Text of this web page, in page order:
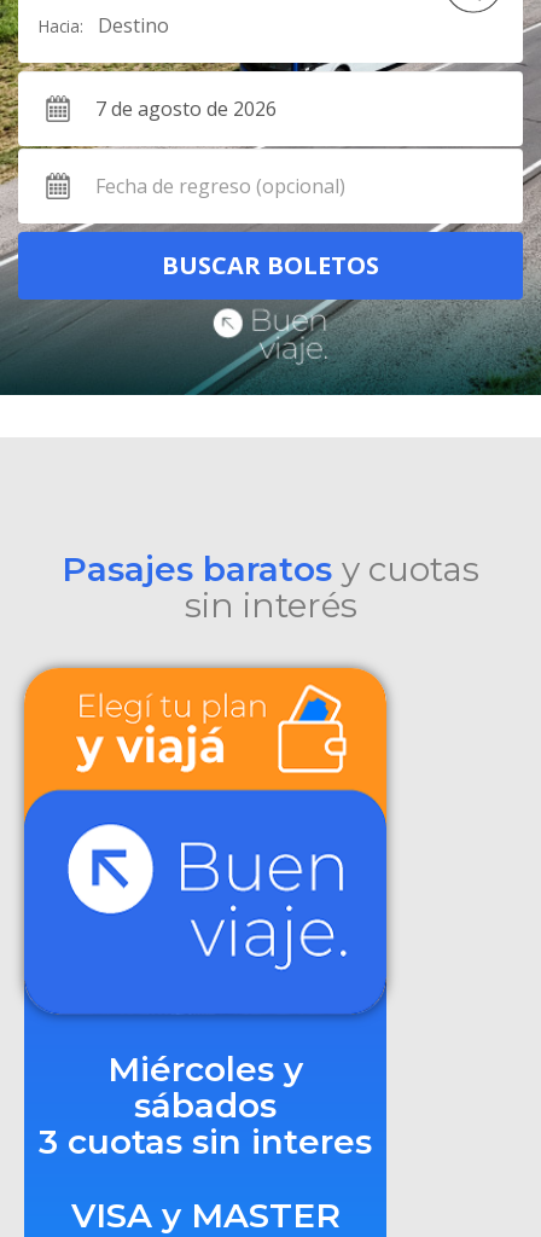
Pasajes baratos y cuotas
sin interés
Miércoles y
sábados
3 cuotas sin interes
VISA y MASTER